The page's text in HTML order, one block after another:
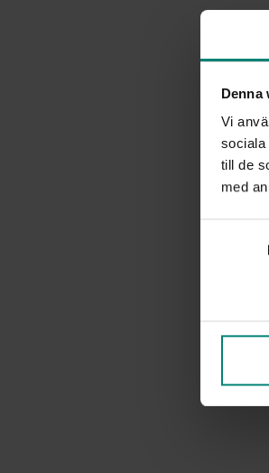
Denna
Vi
sociala
till de
med